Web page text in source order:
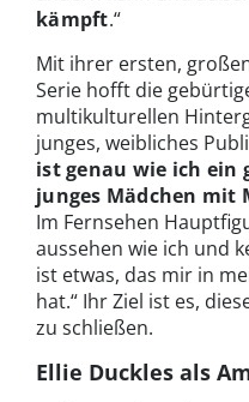
kämpft.“
Mit ihrer ersten,
Serie hofft die
multikulturellen
junges, weibliches
ist genau wie ich ein
junges Mädchen
Im Fernsehen
aussehen wie ich und
ist etwas, das mir in
hat.“ Ihr Ziel ist es,
zu schließen.
Ellie Duckles als